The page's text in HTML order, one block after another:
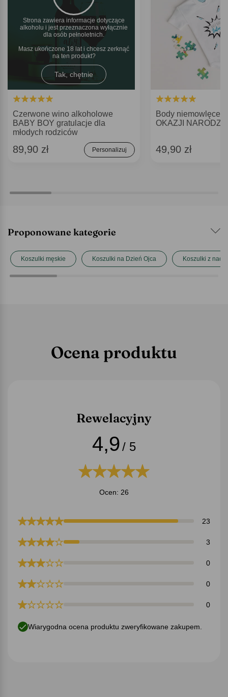
Strona zawiera informacje dotyczące
alkoholu i jest przeznaczona wyłącznie
dla osób pełnoletnich.
Masz ukończone 18 lat i chcesz zerknąć
na ten produkt
Tak, chętnie
Czerwone wino alkoholowe
BABY BOY gratulacje dla
młodych rodziców
89,90 zł Personalizuj
Body niemowlęce
OKAZJI
49,90 zł
Proponowane kategorie
Koszulki męskie Koszulki na Dzień Ojca Koszulki z
Ocena produktu
Rewelacyjny
4,9/ 5
Ocen: 26
23
3
0
0
0
Wiarygodna ocena produktu zweryfikowane zakupem.